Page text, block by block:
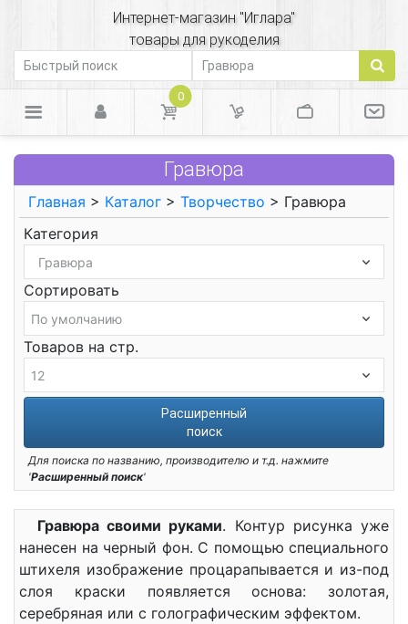
Интернет-магазин "Иглара"
товары для рукоделия
0
Гравюра
Главная > Каталог > Творчество > Гравюра
Категория
Сортировать
Товаров на стр.
Расширенный
поиск
Для поиска по названию, производителю и т.д. нажмите
'Расширенный поиск'
Гравюра своими руками. Контур рисунка уже
нанесен на черный фон. С помощью специального
штихеля изображение процарапывается и из-под
слоя краски появляется основа: золотая,
серебряная или с голографическим эффектом.